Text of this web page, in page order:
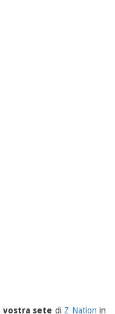
vostra sete di Z Nation in